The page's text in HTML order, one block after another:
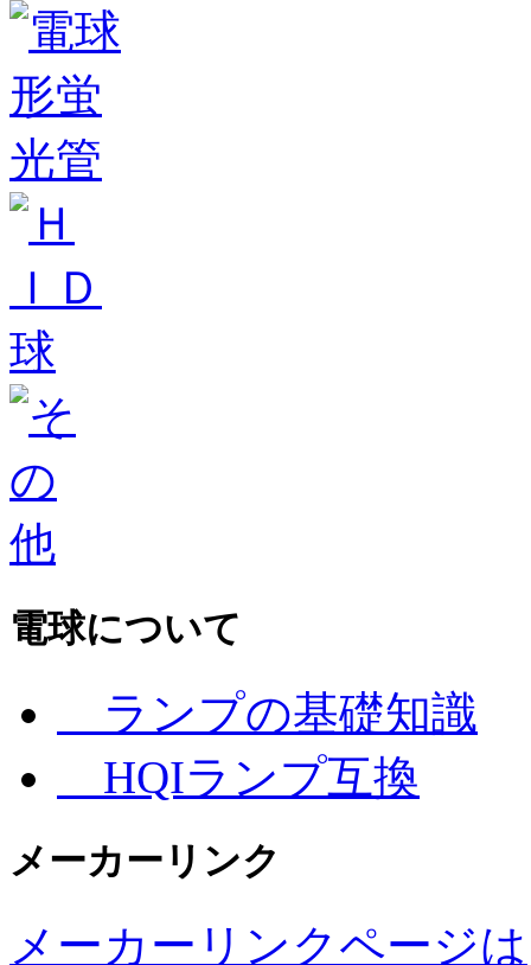
電球について
ランプの基礎知識
HQIランプ互換
メーカーリンク
メーカーリンクページは